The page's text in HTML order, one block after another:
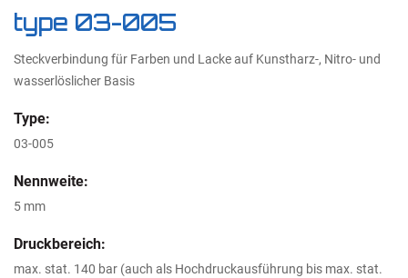
type 03-005
Steckverbindung für Farben und Lacke auf Kunstharz-, Nitro- und
wasserlöslicher Basis
Type:
03-005
Nennweite:
5 mm
Druckbereich:
max. stat. 140 bar (auch als Hochdruckausführung bis max. stat.